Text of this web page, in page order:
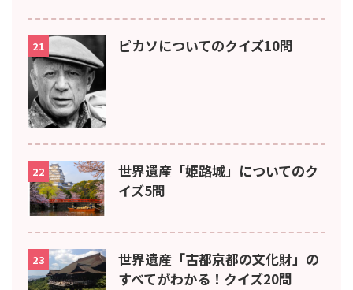
21 ピカソについてのクイズ10問
22
世界遺産「姫路城」についてのク
イズ5問
23
世界遺産「古都京都の文化財」の
すべてがわかる！クイズ20問